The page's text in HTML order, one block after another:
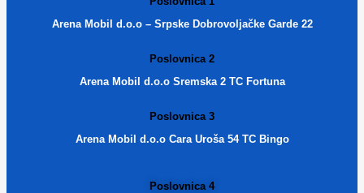
Arena Mobil d.o.o – Srpske Dobrovoljačke Garde 22
Poslovnica 2
Arena Mobil d.o.o Sremska 2 TC Fortuna
Poslovnica 3
Arena Mobil d.o.o Cara Uroša 54 TC Bingo
Poslovnica 4